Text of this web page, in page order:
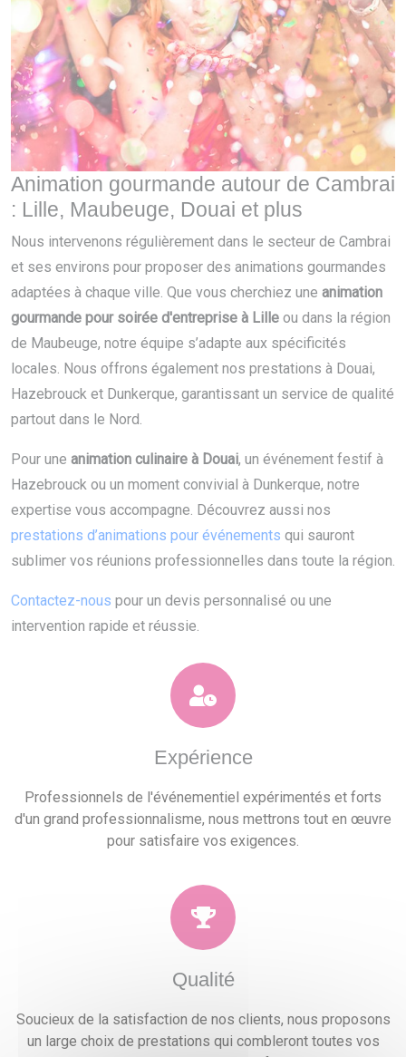
Animation gourmande autour de Cambrai
: Lille, Maubeuge, Douai et plus
Nous intervenons régulièrement dans le secteur de Cambrai
et ses environs pour proposer des animations gourmandes
adaptées à chaque ville. Que vous cherchiez une animation
gourmande pour soirée d'entreprise à Lille ou dans la région
de Maubeuge, notre équipe s’adapte aux spécificités
locales. Nous offrons également nos prestations à Douai,
Hazebrouck et Dunkerque, garantissant un service de qualité
partout dans le Nord.
Pour une animation culinaire à Douai, un événement festif à
Hazebrouck ou un moment convivial à Dunkerque, notre
expertise vous accompagne. Découvrez aussi nos
prestations d’animations pour événements qui sauront
sublimer vos réunions professionnelles dans toute la région.
Contactez-nous pour un devis personnalisé ou une
intervention rapide et réussie.
Expérience
Professionnels de l'événementiel expérimentés et forts
d'un grand professionnalisme, nous mettrons tout en œuvre
pour satisfaire vos exigences.
Qualité
Soucieux de la satisfaction de nos clients, nous proposons
un large choix de prestations qui combleront toutes vos